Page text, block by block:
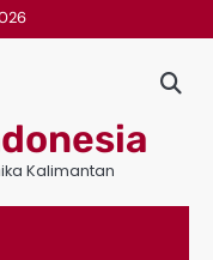
Kalimantan